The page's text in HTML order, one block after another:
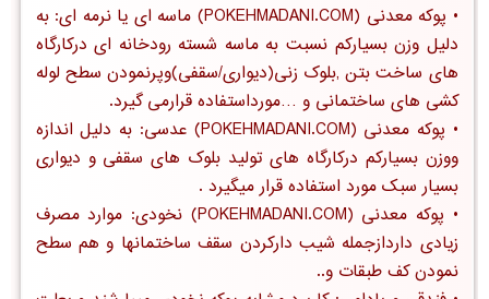
• پوکه معدنی (POKEHMADANI.COM) ماسه ای یا نرمه ای: به
دلیل وزن بسیارکم نسبت به ماسه شسته رودخانه ای درکارگاه
های ساخت بتن ,بلوک زنی(دیواری/سقفی)وپرنمودن سطح لوله
کشی های ساختمانی و …مورداستفاده قرارمی گیرد.
• پوکه معدنی (POKEHMADANI.COM) عدسی: به دلیل اندازه
ووزن بسیارکم درکارگاه های تولید بلوک های سقفی و دیواری
بسیار سبک مورد استفاده قرار میگیرد .
• پوکه معدنی (POKEHMADANI.COM) نخودی: موارد مصرف
زیادی داردازجمله شیب دارکردن سقف ساختمانها و هم سطح
نمودن کف طبقات و..